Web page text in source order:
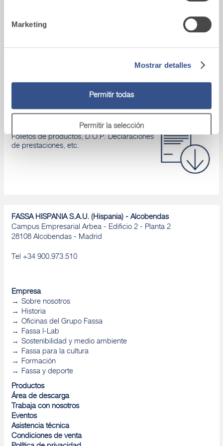
Marketing
Mostrar detalles
Permitir todas
Permitir la selección
Área de descarga
Folletos de productos, D.O.P. Declaraciones
de prestaciones, etc.
FASSA HISPANIA S.A.U. (Hispania) - Alcobendas
Campus Empresarial Arbea - Edificio 2 - Planta 2
28108 Alcobendas - Madrid
Tel +34 900.973.510
Empresa
Sobre nosotros
Historia
Oficinas del Grupo Fassa
Fassa I-Lab
Sostenibilidad y medio ambiente
Fassa para la cultura
Formación
Fassa y deporte
Productos
Área de descarga
Trabaja con nosotros
Eventos
Asistencia técnica
Condiciones de venta